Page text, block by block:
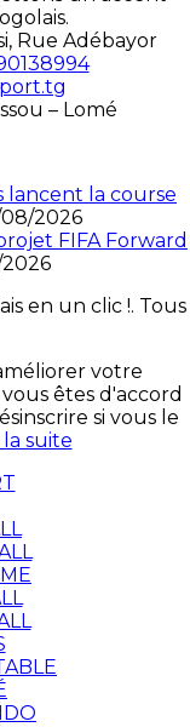
Rue Adébayor
– Lomé
lancent la course
2026
FIFA Forward
en un clic !. Tous
votre
êtes d'accord
si vous le
la suite